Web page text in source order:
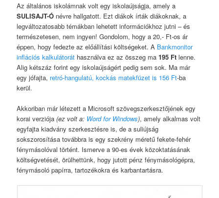
Az általános iskolámnak volt egy iskolaújságja, amely a
SULISAJT-Ó névre hallgatott. Ezt diákok írták diákoknak, a
legváltozatosabb témákban lehetett információkhoz jutni – és
természetesen, nem ingyen! Gondolom, hogy a 20,- Ft-os ár
éppen, hogy fedezte az előállítási költségeket. A Bankmonitor
inflációs kalkulátorát használva ez az összeg ma195 Ft lenne.
Alig kétszáz forint egy iskolaújságért pedig sem sok. Ma már
egy jófajta, retró-hangulatú, kockás matekfüzet is 156 Ft-ba
kerül.
Akkoriban már létezett a Microsoft szövegszerkesztőjének egy
korai verziója(ez volt a: Word for Windows), amely alkalmas volt
egyfajta kiadvány szerkesztésre is, de a suliújság
sokszorosítása továbbra is egy szekrény méretű fekete-fehér
fénymásolóval történt. Ismerve a 90-es évek közoktatásának
költségvetését, örülhettünk, hogy jutott pénz fénymásológépra,
fénymásoló papírra, tartozékokra és karbantartásra.